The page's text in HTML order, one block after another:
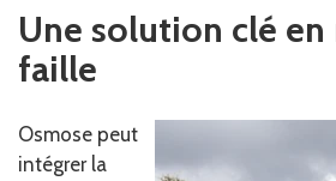
Une solution clé en
faille
Osmose peut
intégrer la